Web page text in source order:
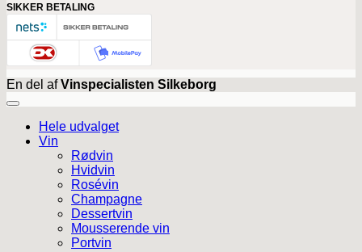
SIKKER BETALING
En del afVinspecialisten Silkeborg
Hele udvalget
Vin
Rødvin
Hvidvin
Rosévin
Champagne
Dessertvin
Mousserende vin
Portvin